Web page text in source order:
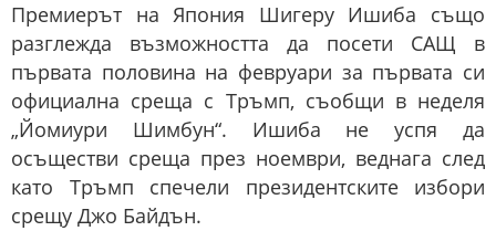
Премиерът на Япония Шигеру Ишиба също
разглежда възможността да посети САЩ в
първата половина на февруари за първата си
официална среща с Тръмп, съобщи в неделя
„Йомиури Шимбун“. Ишиба не успя да
осъществи среща през ноември, веднага след
като Тръмп спечели президентските избори
срещу Джо Байдън.